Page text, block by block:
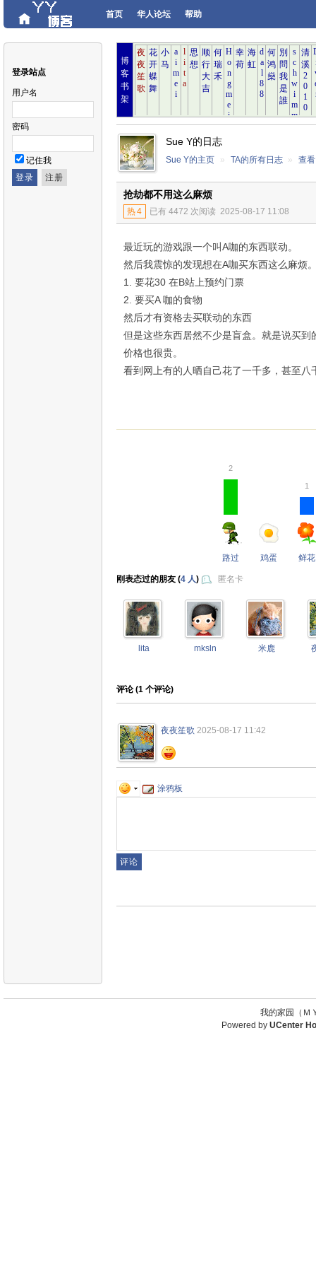
首页 华人论坛 帮助
登录站点
用户名
密码
记住我
博
客
书
架
Sue Y的日志
Sue Y的主页 » TA的所有日志 » 查
抢劫都不用这么麻烦
热4 已有 4472 次阅读 2025-08-17 11:08
最近玩的游戏跟一个叫A咖的东西联动。
然后我震惊的发现想在A咖买东西这么麻烦
1. 要花30 在B站上预约门票
2. 要买A 咖的食物
然后才有资格去买联动的东西
但是这些东西居然不少是盲盒。就是说买
价格也很贵。
看到网上有的人晒自己花了一千多，甚至
2
路过 鸡蛋
1
鲜花
刚表态过的朋友 (4 人) 匿名卡
lita mksln 米鹿
评论 (1 个评论)
夜夜笙歌 2025-08-17 11:42
涂鸦板
我的家园（
Powered by UCenter